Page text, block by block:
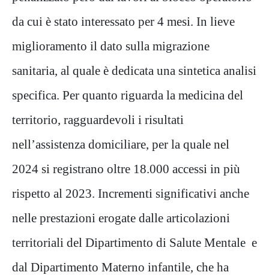
da cui è stato interessato per 4 mesi. In lieve
miglioramento il dato sulla migrazione
sanitaria, al quale è dedicata una sintetica analisi
specifica. Per quanto riguarda la medicina del
territorio, ragguardevoli i risultati
nell’assistenza domiciliare, per la quale nel
2024 si registrano oltre 18.000 accessi in più
rispetto al 2023. Incrementi significativi anche
nelle prestazioni erogate dalle articolazioni
territoriali del Dipartimento di Salute Mentale e
dal Dipartimento Materno infantile, che ha